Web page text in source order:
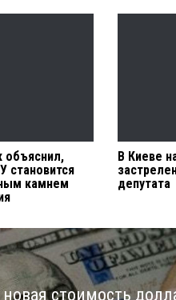
объяснил,
становится
камнем
В Киеве
депутата
стоимость